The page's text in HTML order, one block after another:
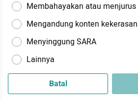
Membahayakan atau
Mengandung konten kekerasan
Menyinggung SARA
Lainnya
Batal